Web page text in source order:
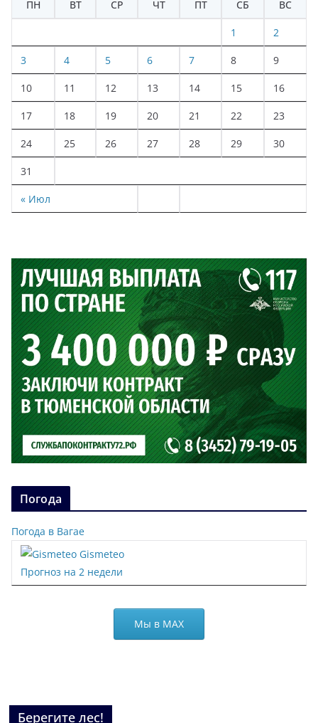
ПН ВТ СР ЧТ ПТ СБ ВС
« Июл
1 2
3 4 5 6 7 8 9
10 11 12 13 14 15 16
17 18 19 20 21 22 23
24 25 26 27 28 29 30
31
Погода
Погода в Вагае
Gismeteo
Прогноз на 2 недели
Мы в МАХ
Берегите лес!